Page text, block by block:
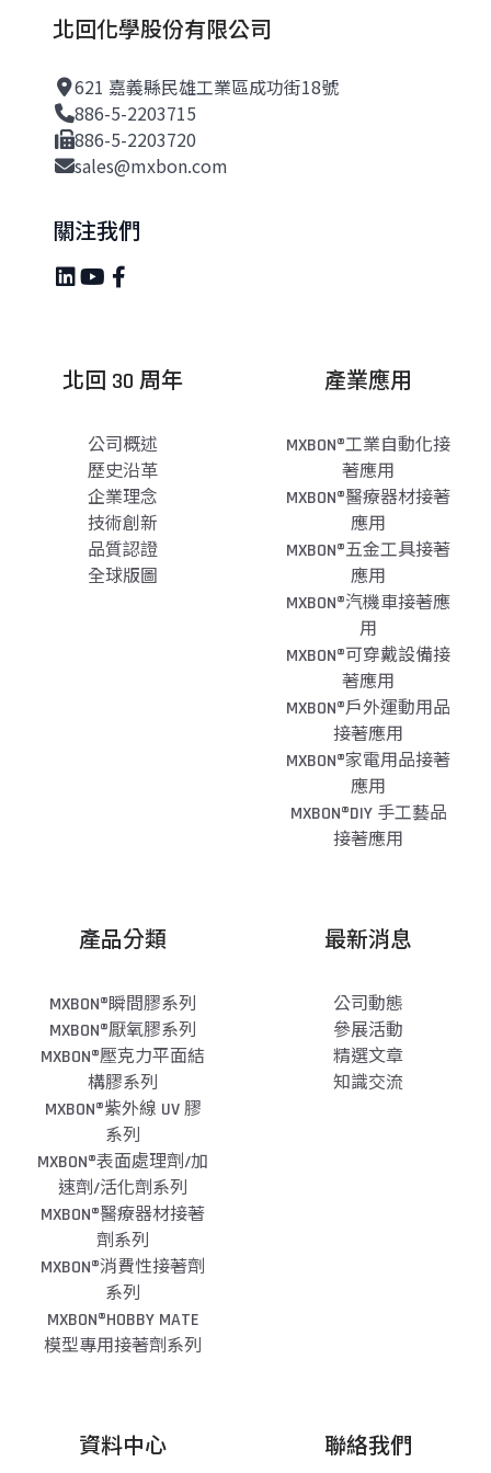
北回化學股份有限公司
621 嘉義縣民雄工業區成功街18號
886-5-2203715
886-5-2203720
sales@mxbon.com
關注我們
北回 30 周年
公司概述
歷史沿革
企業理念
技術創新
品質認證
全球版圖
產業應用
MXBON®工業自動化接
著應用
MXBON®醫療器材接著
應用
MXBON®五金工具接著
應用
MXBON®汽機車接著應
用
MXBON®可穿戴設備接
著應用
MXBON®戶外運動用品
接著應用
MXBON®家電用品接著
應用
MXBON®DIY 手工藝品
接著應用
產品分類
MXBON®瞬間膠系列
MXBON®厭氧膠系列
MXBON®壓克力平面結
構膠系列
MXBON®紫外線 UV 膠
系列
MXBON®表面處理劑/加
速劑/活化劑系列
MXBON®醫療器材接著
劑系列
MXBON®消費性接著劑
系列
MXBON®HOBBY MATE
模型專用接著劑系列
最新消息
公司動態
參展活動
精選文章
知識交流
資料中心 聯絡我們